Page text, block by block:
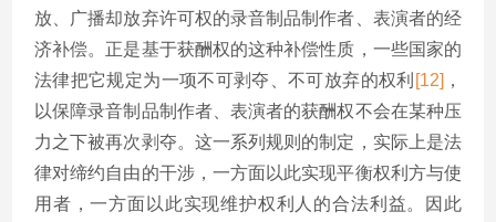
放、广播却放弃许可权的录音制品制作者、表演者的经
济补偿。正是基于获酬权的这种补偿性质，一些国家的
法律把它规定为一项不可剥夺、不可放弃的权利 [12] ，
以保障录音制品制作者、表演者的获酬权不会在某种压
力之下被再次剥夺。这一系列规则的制定，实际上是法
律对缔约自由的干涉，一方面以此实现平衡权利方与使
用者，一方面以此实现维护权利人的合法利益。因此